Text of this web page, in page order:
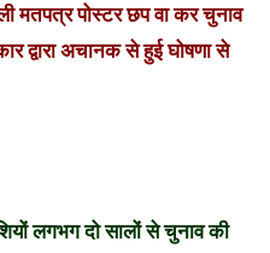
मतपत्र पोस्टर छप वा कर चुनाव
द्वारा अचानक से हुई घोषणा से
लगभग दो सालों से चुनाव की